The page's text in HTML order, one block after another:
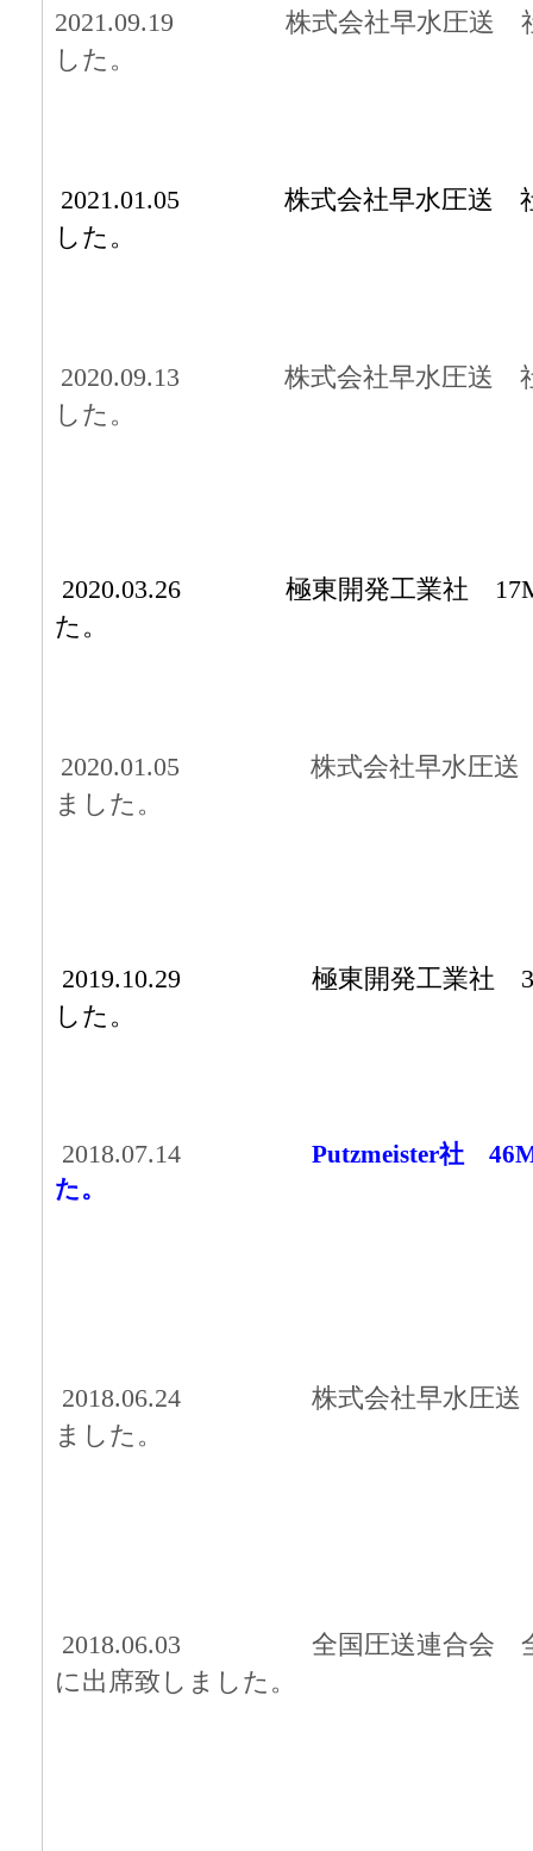
2021.09.19 株式会社早水圧送
した。
2021.01.05 株式会社早水圧送
した。
2020.09.13 株式会社早水圧送
した。
2020.03.26 極東開発工業社
た。
2020.01.05 株式会社早水圧
ました。
2019.10.29 極東開発工業社
した。
2018.07.14 Putzmeister社
た。
2018.06.24 株式会社早水圧
ました。
2018.06.03 全国圧送連合会 全
に出席致しました。